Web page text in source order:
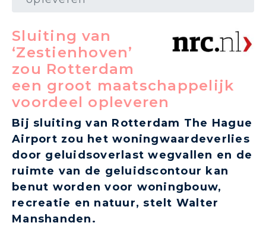
Sluiting van
‘Zestienhoven’
zou Rotterdam
een groot maatschappelijk
voordeel opleveren
Bij sluiting van Rotterdam The Hague
Airport zou het woningwaardeverlies
door geluidsoverlast wegvallen en de
ruimte van de geluidscontour kan
benut worden voor woningbouw,
recreatie en natuur, stelt Walter
Manshanden.